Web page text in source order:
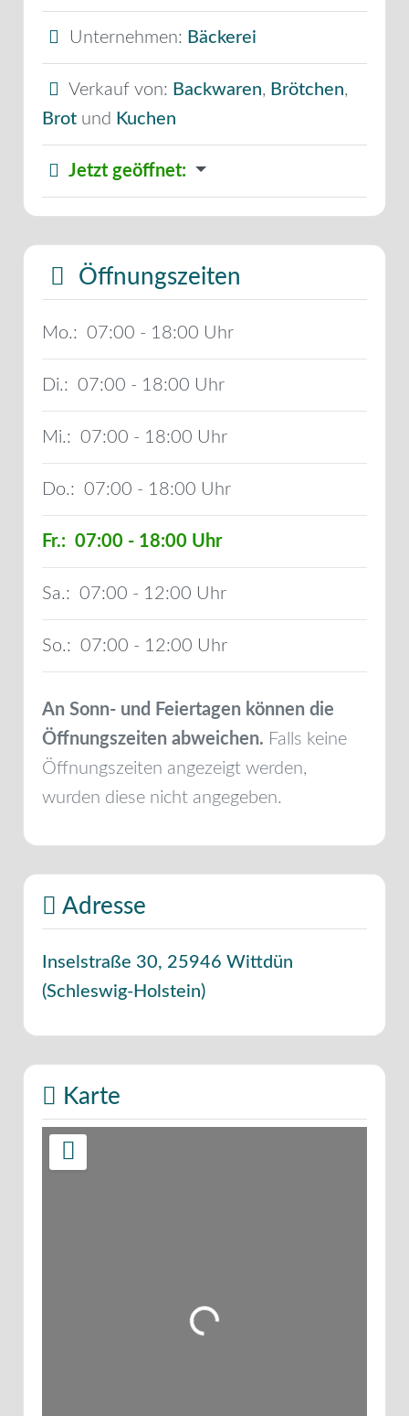
Unternehmen: Bäckerei
Verkauf von: Backwaren, Brötchen,
Brot und Kuchen
Jetzt geöffnet:
Öffnungszeiten
Mo.: 07:00 - 18:00
Di.: 07:00 - 18:00
Mi.: 07:00 - 18:00
Do.: 07:00 - 18:00
Fr.: 07:00 - 18:00
Sa.: 07:00 - 12:00
So.: 07:00 - 12:00
An Sonn- und Feiertagen können die
Öffnungszeiten abweichen. Falls keine
Öffnungszeiten angezeigt werden,
wurden diese nicht angegeben.
Adresse
Inselstraße 30, 25946 Wittdün
(Schleswig-Holstein)
Karte
Wird geladen …